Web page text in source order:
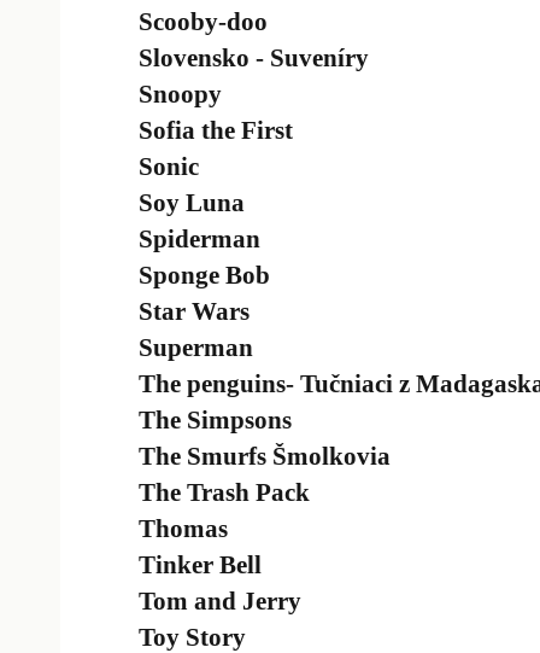
Scooby-doo
Slovensko - Suveníry
Snoopy
Sofia the First
Sonic
Soy Luna
Spiderman
Sponge Bob
Star Wars
Superman
The penguins- Tučniaci z
The Simpsons
The Smurfs Šmolkovia
The Trash Pack
Thomas
Tinker Bell
Tom and Jerry
Toy Story